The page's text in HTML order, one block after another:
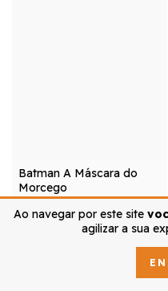
Ao navegar por este site
agilizar a sua
Batman A Máscara do
Morcego
2x deR$19,75 sem juros
R$39,50